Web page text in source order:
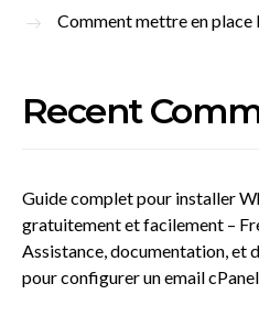
Comment mettre en
Recent
Guide complet pour installer
gratuitement et facilement –
Assistance, documentation, et
pour configurer un email